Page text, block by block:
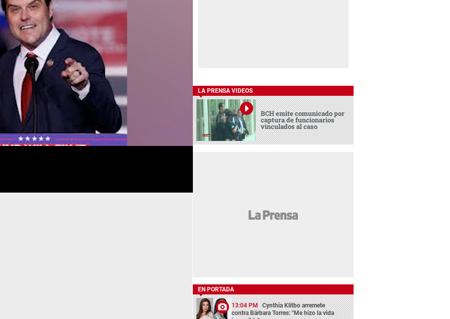
LA PRENSA VIDEOS
BCH emite comunicado por
captura de funcionarios
vinculados al caso
EN PORTADA
13:04 PM Cynthia Klitbo arremete
contra Bárbara Torres: "Me hizo la vida